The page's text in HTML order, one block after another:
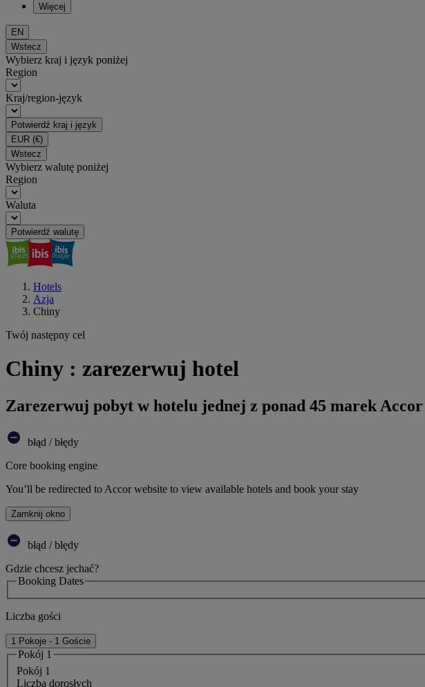
Więcej
EN
Wstecz
Wybierz kraj i język poniżej
Region
Kraj/region-język
Potwierdź kraj i język
EUR (€)
Wstecz
Wybierz walutę poniżej
Region
Waluta
Potwierdź walutę
Hotels
Azja
Chiny
Twój następny cel
Chiny : zarezerwuj hotel
Zarezerwuj pobyt w hotelu jednej z ponad 45 marek Accor
błąd / błędy
Core booking engine
You’ll be redirected to Accor website to view available hotels and book your stay
Zamknij okno
błąd / błędy
Gdzie chcesz jechać?
Booking Dates
Liczba gości
1 Pokoje - 1 Goście
Pokój 1
Pokój 1
Liczba dorosłych